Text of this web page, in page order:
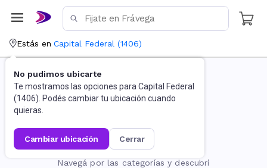
Estás en Capital Federal (1406)
No pudimos ubicarte
Te mostramos las opciones para Capital Federal
(1406). Podés cambiar tu ubicación cuando
quieras.
cambiar ubicación cerrar
La página no existe
Navegá por las categorías y descubrí